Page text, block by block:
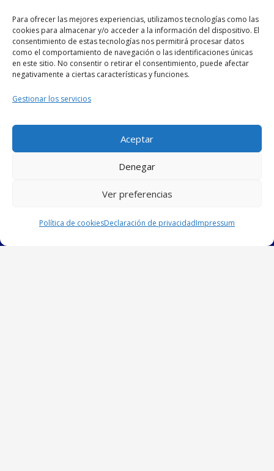
Para ofrecer las mejores experiencias, utilizamos tecnologías como las
cookies para almacenar y/o acceder a la información del dispositivo. El
consentimiento de estas tecnologías nos permitirá procesar datos
como el comportamiento de navegación o las identificaciones únicas
en este sitio. No consentir o retirar el consentimiento, puede afectar
negativamente a ciertas características y funciones.
Gestionar los servicios
Aceptar
Denegar
Ver preferencias
Política de cookiesDeclaración de privacidadImpressum
El CB Maristas Córdoba celebrará sus
Jornadas de Puertas Abiertas del 18
al 22 de mayo